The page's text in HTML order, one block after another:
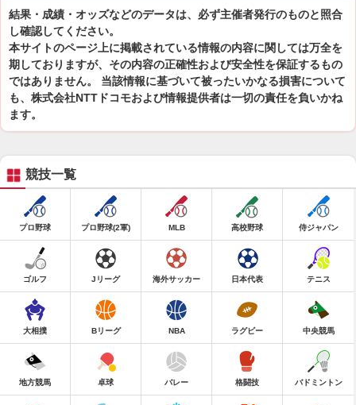
結果・成績・オッズなどのデータは、必ず主催者発行のものと照合
し確認してください。
本サイトのページ上に掲載されている情報の内容に関しては万全を
期しておりますが、その内容の正確性および安全性を保証するもの
ではありません。 当該情報に基づいて被ったいかなる損害について
も、株式会社NTTドコモおよび情報提供者は一切の責任を負いかね
ます。
競技一覧
プロ野球 プロ野球(2軍) MLB 高校野球 侍ジャパン
ゴルフ Jリーグ 海外サッカー 日本代表 テニス
大相撲 Bリーグ NBA ラグビー 中央競馬
地方競馬 卓球 バレー 格闘技 バドミントン